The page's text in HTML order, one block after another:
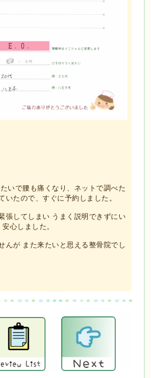
いで腰も痛くなり、ネットで調べた
いたので、すぐに予約しました。
張してしまい うまく説明できずにい
心しました。
んが また来たいと思える整骨院でし